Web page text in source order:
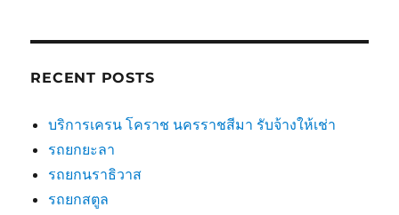
RECENT POSTS
บริการเครน โคราช นครราชสีมา รับจ้างให้เช่า
รถยกยะลา
รถยกนราธิวาส
รถยกสตูล